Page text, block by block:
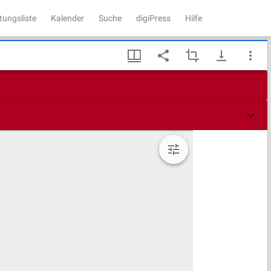
Kalender Suche digiPress Hilfe